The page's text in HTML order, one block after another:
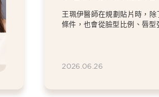
掉。」，一場保留個
笑設計
過8顆全瓷冠與陶瓷貼片的設
意的顏色與修復問題，卻依然
2026.06.26